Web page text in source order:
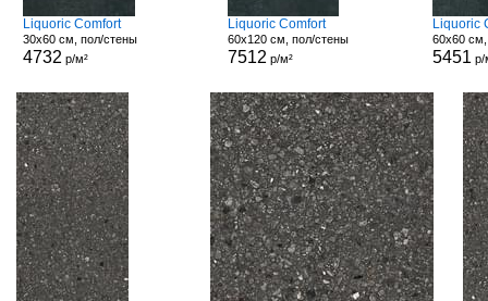
Liquoric Comfort
30x60 см, пол/стены
4732 р/м²
Liquoric Comfort
60x120 см, пол/стены
7512 р/м²
Liquoric
60x60
5451 р/